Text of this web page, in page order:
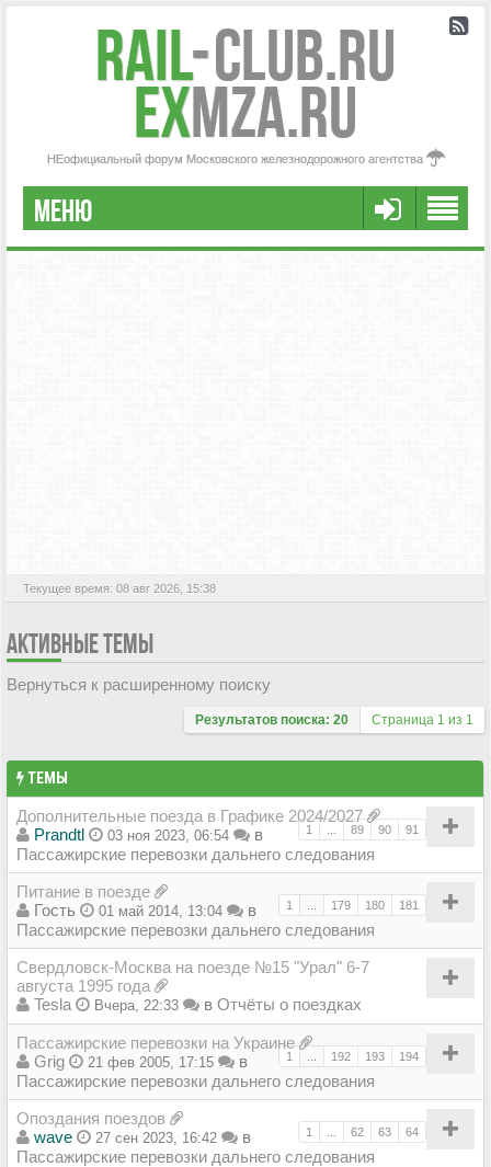
Rail-Club.RU
exMZA.RU
НЕофициальный форум Московского железнодорожного агентства
МЕНЮ
РЕГИСТРАЦИЯ
Текущее время: 08 авг 2026, 15:38
АКТИВНЫЕ ТЕМЫ
Вернуться к расширенному поиску
Результатов поиска: 20 Страница 1 из 1
ТЕМЫ
Дополнительные поезда в Графике 2024/2027
1 89 90 91
Prandtl 03 ноя 2023, 06:54
в
Пассажирские перевозки дальнего следования
Питание в поезде
1 179 180 181
Гость 01 май 2014, 13:04
в
Пассажирские перевозки дальнего следования
Свердловск-Москва на поезде №15 "Урал" 6-7
августа 1995 года
Tesla
Вчера, 22:33 в Отчёты о поездках
Пассажирские перевозки на Украине
1 192 193 194
Grig 21 фев 2005, 17:15
в
Пассажирские перевозки дальнего следования
Опоздания поездов
1 62 63 64
wave 27 сен 2023, 16:42
в
Пассажирские перевозки дальнего следования